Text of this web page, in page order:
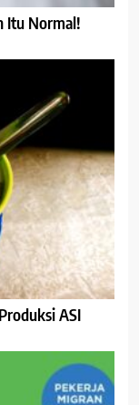
Itu Normal!
ASI